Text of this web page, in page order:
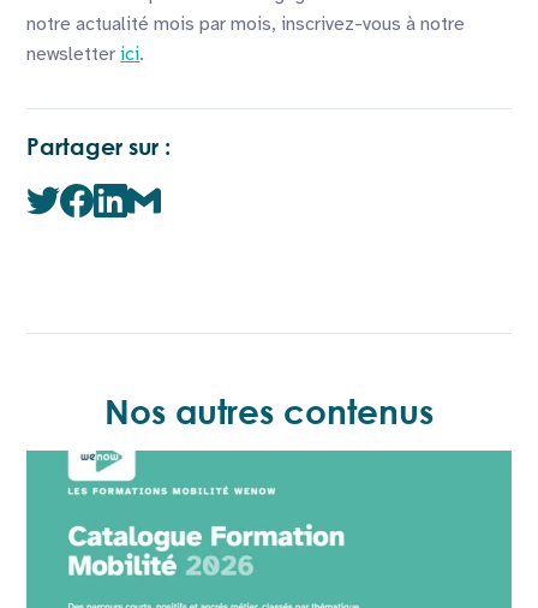
notre actualité mois par mois, inscrivez-vous à notre
newsletterici.
Partager sur :
Nos autres contenus